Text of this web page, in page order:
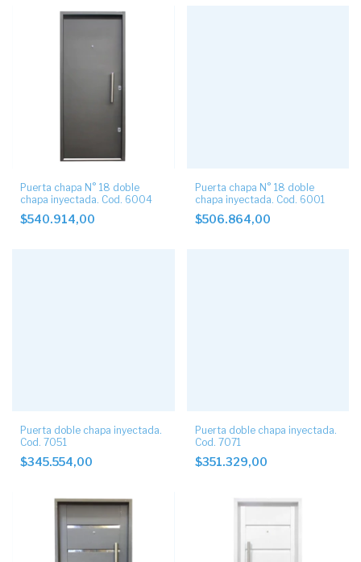
Puerta chapa N° 18 doble
chapa inyectada. Cod. 6004
$540.914,00
Puerta chapa N° 18 doble
chapa inyectada. Cod. 6001
$506.864,00
Puerta doble chapa inyectada.
Cod. 7051
$345.554,00
Puerta doble chapa inyectada.
Cod. 7071
$351.329,00